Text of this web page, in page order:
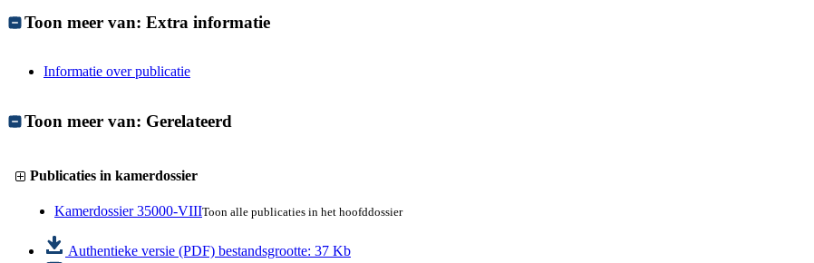
Toon meer van: Extra informatie
Informatie over publicatie
Toon meer van: Gerelateerd
Publicaties in kamerdossier
Kamerdossier 35000-VIIIToon alle publicaties in het hoofddossier
Authentieke versie (PDF) bestandsgrootte: 37 Kb